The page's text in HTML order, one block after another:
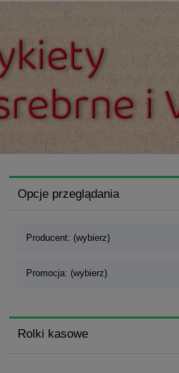
Opcje przeglądania
Producent: (wybierz)
Promocja: (wybierz)
Rolki kasowe